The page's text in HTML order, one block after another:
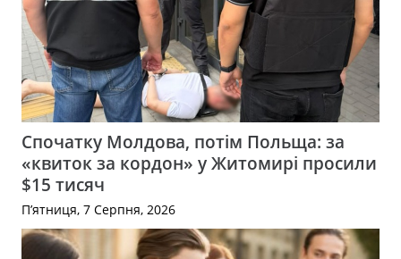
Спочатку Молдова, потім Польща: за
«квиток за кордон» у Житомирі просили
$15 тисяч
П’ятниця, 7 Серпня, 2026